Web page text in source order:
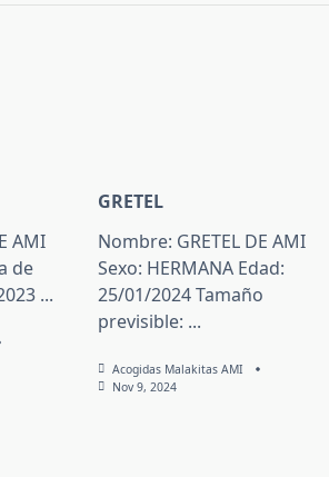
AMI
de
...
GRETEL
Nombre: GRETEL DE AMI
Sexo: HERMANA Edad:
25/01/2024 Tamaño
previsible: ...
Acogidas Malakitas AMI
Nov 9, 2024